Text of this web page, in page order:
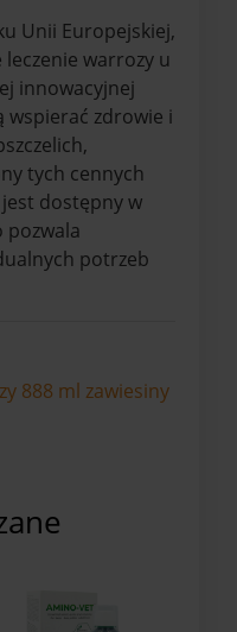
Unii Europejskiej,
warrozy u
innowacyjnej
wspierać zdrowie i
tych cennych
jest dostępny w
pozwala
potrzeb
888 ml zawiesiny